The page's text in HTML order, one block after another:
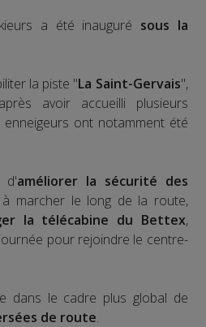
a été inauguré sous la
la piste "La Saint-Gervais",
avoir accueilli plusieurs
ont notamment été
d'améliorer la sécurité des
marcher le long de la route,
la télécabine du Bettex,
pour rejoindre le centre-
dans le cadre plus global de
de route.